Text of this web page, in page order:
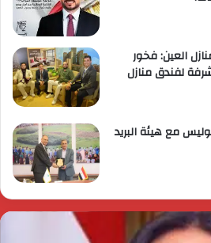
العين: فخور
لفندق منازل
مع هيئة البريد